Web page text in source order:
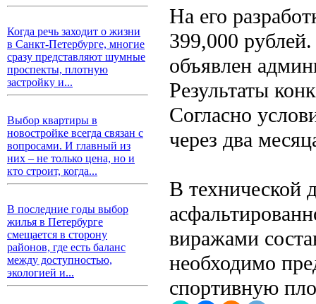
Когда речь заходит о жизни
в Санкт-Петербурге, многие
сразу представляют шумные
проспекты, плотную
застройку и...
Выбор квартиры в
новостройке всегда связан с
вопросами. И главный из
них – не только цена, но и
кто строит, когда...
В последние годы выбор
жилья в Петербурге
смещается в сторону
районов, где есть баланс
между доступностью,
экологией и...
На его
399,000
объявлен
Результаты
Согласно
через два
В технической
виражами
необходимо
спортивную